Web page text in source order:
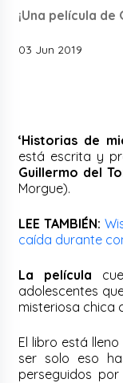
¡Una película
03 Jun 2019
‘Historias de
está escrita y
Guillermo del
Morgue).
LEE TAMBIÉN:
caída durante
La película
adolescentes
misteriosa chica
El libro está lleno
ser solo eso
perseguidos por